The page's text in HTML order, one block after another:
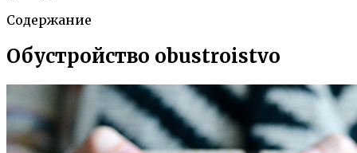
Содержание
Обустройство obustroistvo